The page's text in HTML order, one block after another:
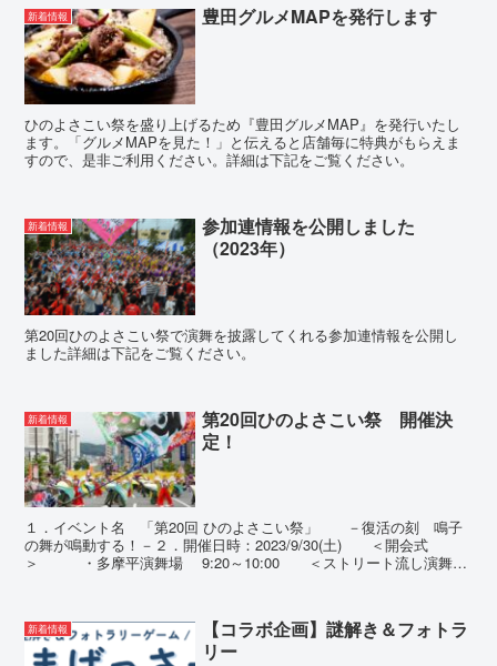
新着情報 豊田グルメMAPを発行します
ひのよさこい祭を盛り上げるため『豊田グルメMAP』を発行いたし
ます。「グルメMAPを見た！」と伝えると店舗毎に特典がもらえま
すので、是非ご利用ください。詳細は下記をご覧ください。
新着情報
参加連情報を公開しました
（2023年）
第20回ひのよさこい祭で演舞を披露してくれる参加連情報を公開し
ました詳細は下記をご覧ください。
新着情報
第20回ひのよさこい祭 開催決
定！
１．イベント名 「第20回 ひのよさこい祭」 －復活の刻 鳴子
の舞が鳴動する！－２．開催日時：2023/9/30(土) ＜開会式
＞ ・多摩平演舞場 9:20～10:00 ＜ストリート流し演舞
新着情報
【コラボ企画】謎解き＆フォトラ
リー